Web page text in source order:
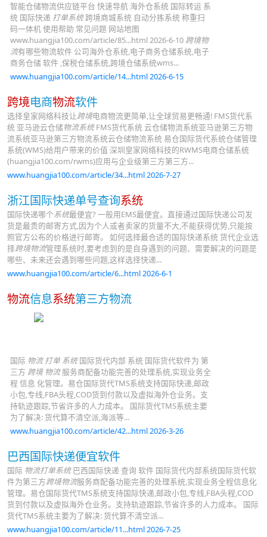
智能仓储物流供应链平台 快速导航 海外仓系统 国际转运 系
统 国际快递 打单系统跨境商城系统 自动分拣系统 称重扫
码一体机 使用帮助 常见问题 网站地图
www.huangjia100.com/article/85...html 2026-6-10 跨境物
流有哪些物流软件 公司海外仓系统,电子商务仓储系统,电子
商务仓储 软件 ,保税仓储系统,跨境仓储系统wms...
www.huangjia100.com/article/14...html 2026-6-15
跨境电商物流软件
选择皇家网络科技让跨境电商物流更简单,让全球贸易更畅通! FMS货代系
统 亚马逊云仓储物流系统FMS货代系统 云仓储物流系统亚马逊第三方物
流系统亚马逊第三方物流系统云仓储物流系统 易仓国际货代系统仓储管理
系统(WMS)给用户带来的价值 深圳皇家网络科技的RWMS电商仓储系统
(huangjia100.com/rwms)应用与企业级第三方第三方...
www.huangjia100.com/article/34...html 2026-7-27
浙江国际快递单号查询系统
国际快递哪个系统最便宜? 一般用EMS最便宜。直接通过国际快递公司发
货是最贵的邮寄方式,因为个人或者卖家的货量不大,不能获得优势,只能按
照官方公布的价格进行邮寄。 如何选择最合适的国际快递系统 货代企业选
择跨境物流管理系统时,要考虑到的是自身遇到的问题、需要解决的问题是
哪些、未来还会遇到哪些问题,这样选择快递...
www.huangjia100.com/article/6...html 2026-6-1
物流信息系统第三方物流
国际 物流 打单 系统国际货代内部 系统 国际货代软件为 第
三方 跨境 物流服务商配备功能完善的处理系统,实现业务全
程 信息 化管理。易仓国际货代TMS系统支持国际快递,邮政
小包,专线,FBA头程,COD货到付款以及虚拟海外仓业务。支
持轨迹跟踪,节省许多的人力成本。 国际货代TMS系统主要
为了解决: 货代算不清空派,海派等...
www.huangjia100.com/article/42...html 2026-3-26
巴西国际快递便宜软件
国际 物流打单系统巴西国际快递 查询 软件 国际货代内部系统国际货代软
件为第三方跨境物流服务商配备功能完善的处理系统,实现业务全程信息化
管理。易仓国际货代TMS系统支持国际快递,邮政小包,专线,FBA头程,COD
货到付款以及虚拟海外仓业务。支持轨迹跟踪,节省许多的人力成本。 国际
货代TMS系统主要为了解决: 货代算不清空派...
www.huangjia100.com/article/11...html 2026-7-25